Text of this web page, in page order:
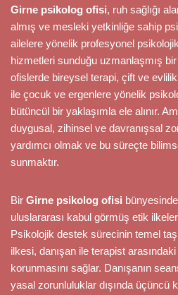
Girne psikolog ofisi, ruh sağlığı
almış ve mesleki yetkinliğe sahip
ailelere yönelik profesyonel
hizmetleri sunduğu uzmanlaşmış bir
ofislerde bireysel terapi, çift ve evlilik
ile çocuk ve ergenlere yönelik
bütüncül bir yaklaşımla ele alınır.
duygusal, zihinsel ve davranışsal
yardımcı olmak ve bu süreçte
sunmaktır.
Bir Girne psikolog ofisi
uluslararası kabul görmüş etik
Psikolojik destek sürecinin temel
ilkesi, danışan ile terapist
korunmasını sağlar. Danışanın
yasal zorunluluklar dışında üçüncü